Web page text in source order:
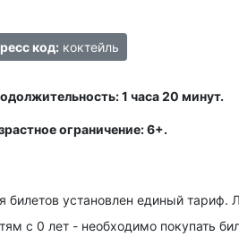
код: коктейль
1 часа 20 минут.
ограничение: 6+.
билетов установлен единый тариф.
с 0 лет - необходимо покупать